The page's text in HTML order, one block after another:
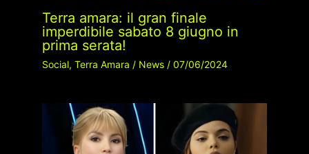
Terra amara: il gran finale
imperdibile sabato 8 giugno in
prima serata!
Social, Terra Amara / News/ 07/06/2024